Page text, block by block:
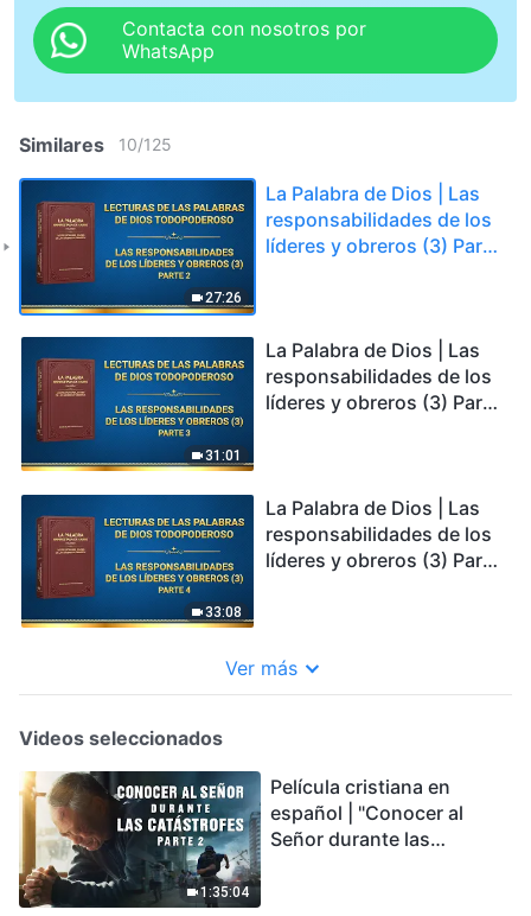
Contacta con nosotros por
WhatsApp
Similares 10/125
27:26
La Palabra de Dios | Las
responsabilidades de los
líderes y obreros (3) Parte
31:01
La Palabra de Dios | Las
responsabilidades de los
líderes y obreros (3) Parte
33:08
La Palabra de Dios | Las
responsabilidades de los
líderes y obreros (3) Parte
Ver más
Videos seleccionados
1:35:04
Película cristiana en
español | "Conocer al
Señor durante las